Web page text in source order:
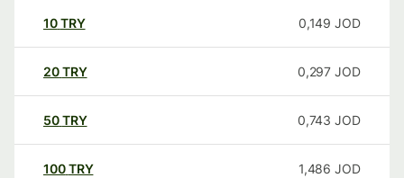
10TRY 0,149 JOD
20TRY 0,297 JOD
50TRY 0,743 JOD
100TRY 1,486 JOD